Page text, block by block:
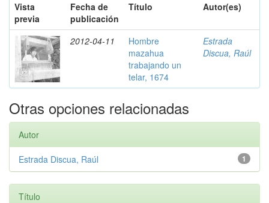
Vista
previa
Fecha de
publicación
Título Autor(es)
2012-04-11
Hombre
mazahua
trabajando un
telar, 1674
Estrada
Discua, Raúl
Otras opciones relacionadas
Autor
1
Estrada Discua, Raúl
Título